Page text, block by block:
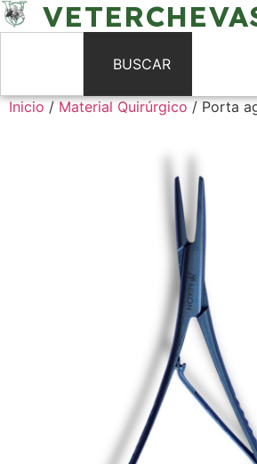
BUSCAR
Inicio/Material Quirúrgico/ Porta